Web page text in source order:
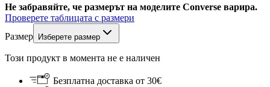
Не забравяйте, че размерът на моделите Converse варира.
Проверете таблицата с размери
Размер
Изберете размер
Този продукт в момента не е наличен
Безплатна доставка от 30€